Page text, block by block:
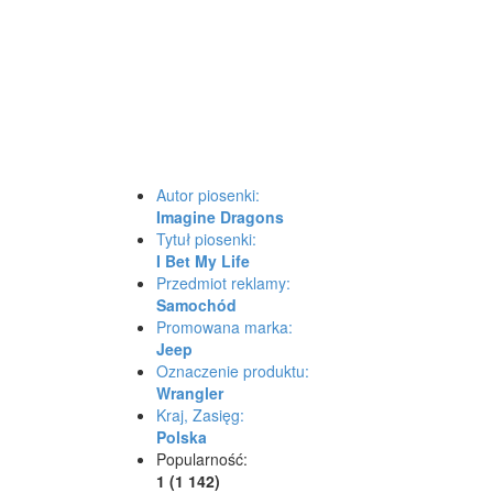
Autor piosenki:
Imagine Dragons
Tytuł piosenki:
I Bet My Life
Przedmiot reklamy:
Samochód
Promowana marka:
Jeep
Oznaczenie produktu:
Wrangler
Kraj, Zasięg:
Polska
Popularność:
1 (1 142)